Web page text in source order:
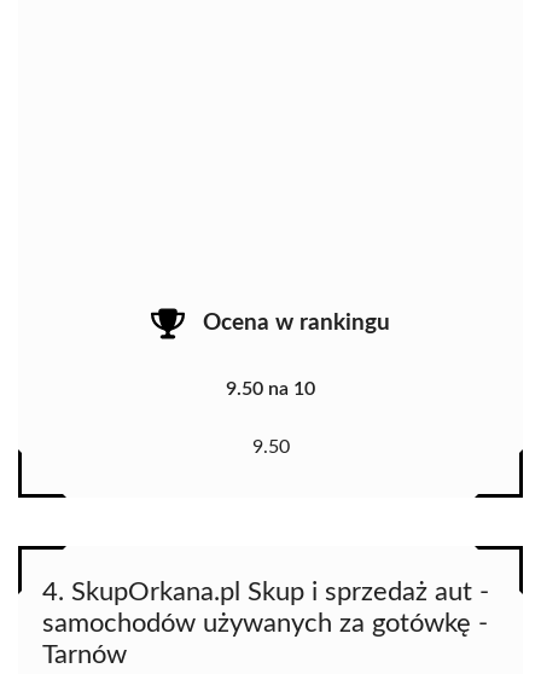
Ocena w rankingu
9.50 na 10
9.50
4. SkupOrkana.pl Skup i sprzedaż aut -
samochodów używanych za gotówkę -
Tarnów